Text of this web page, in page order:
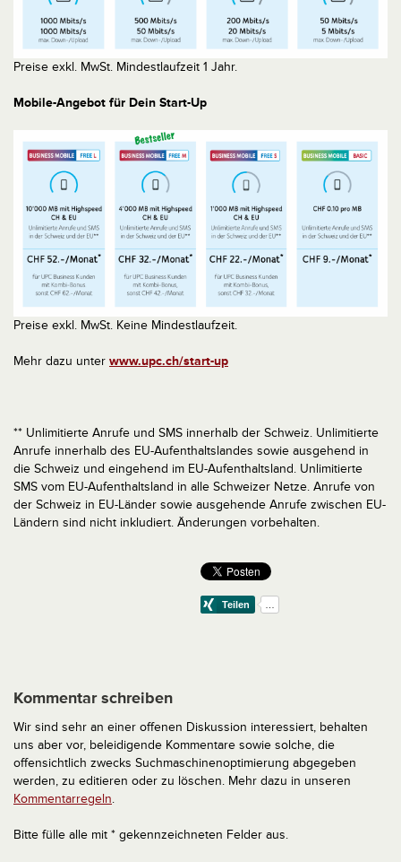
Preise exkl. MwSt. Mindestlaufzeit 1 Jahr.
Mobile-Angebot für Dein Start-Up
Preise exkl. MwSt. Keine Mindestlaufzeit.
Mehr dazu unter www.upc.ch/start-up
** Unlimitierte Anrufe und SMS innerhalb der Schweiz. Unlimitierte
Anrufe innerhalb des EU-Aufenthaltslandes sowie ausgehend in
die Schweiz und eingehend im EU-Aufenthaltsland. Unlimitierte
SMS vom EU-Aufenthaltsland in alle Schweizer Netze. Anrufe von
der Schweiz in EU-Länder sowie ausgehende Anrufe zwischen EU-
Ländern sind nicht inkludiert. Änderungen vorbehalten.
Kommentar schreiben
Wir sind sehr an einer offenen Diskussion interessiert, behalten
uns aber vor, beleidigende Kommentare sowie solche, die
offensichtlich zwecks Suchmaschinenoptimierung abgegeben
werden, zu editieren oder zu löschen. Mehr dazu in unseren
Kommentarregeln.
Bitte fülle alle mit * gekennzeichneten Felder aus.